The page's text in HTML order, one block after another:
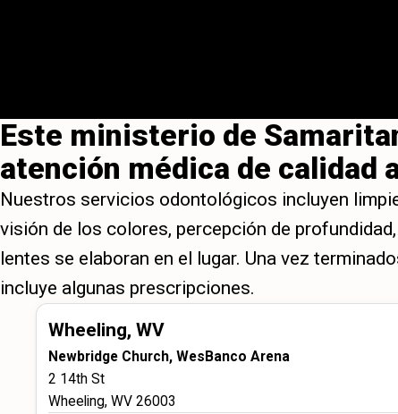
Este ministerio de
atención médica de calidad
Nuestros servicios odontológicos incluyen
visión de los colores, percepción de
lentes se elaboran en el lugar. Una vez
incluye algunas prescripciones.
Wheeling, WV
Newbridge Church, WesBanco Arena
2 14th St
Wheeling, WV 26003